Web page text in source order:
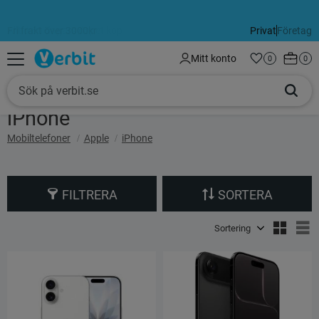
PrivatFöretag
Mitt konto Favoriter
Antal
0 0
iPhone
Mobiltelefoner Apple iPhone
FILTRERA SORTERA